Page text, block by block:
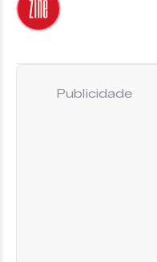
Publicidade